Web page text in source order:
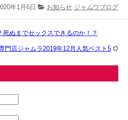
年1月6日 お知らせ ジャムウブログ
ぬまでセックスできるのか！？
門店ジャムラ2019年12月人気ベスト5